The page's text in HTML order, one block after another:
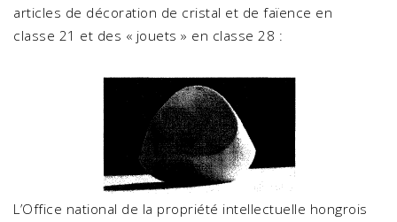
articles de décoration de cristal et de faïence en
classe 21 et des « jouets » en classe 28 :
L’Office national de la propriété intellectuelle hongrois